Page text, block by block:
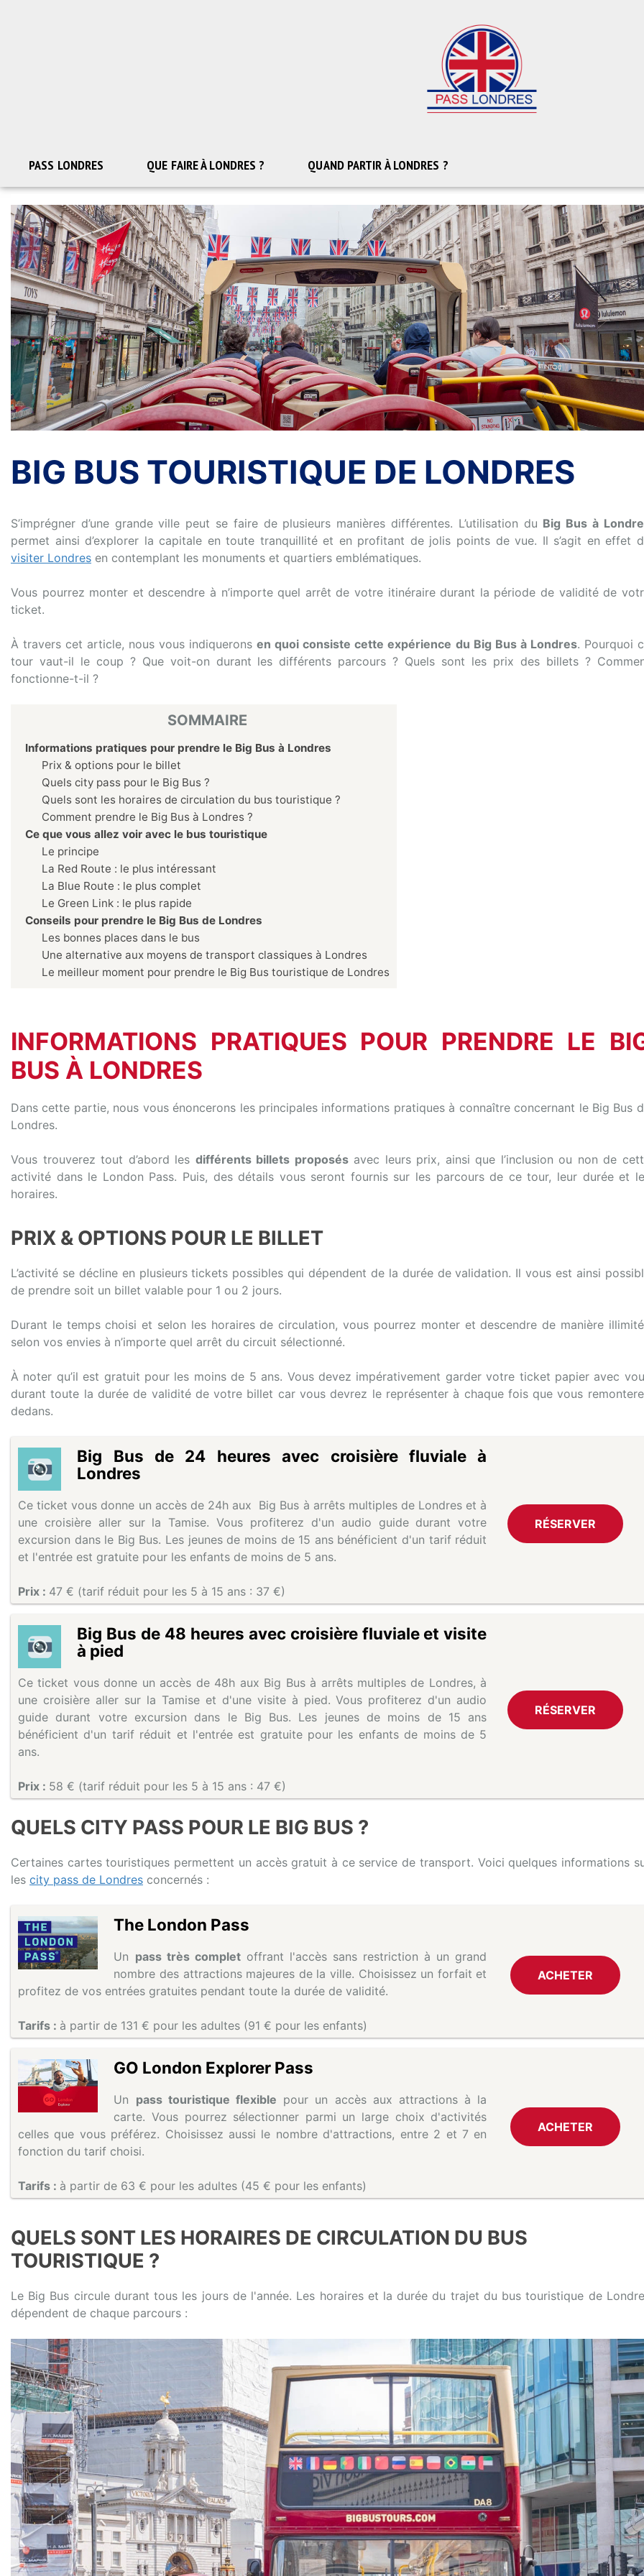
PASS LONDRES QUE FAIRE À LONDRES ? QUAND PARTIR À LONDRES ?
BIG BUS TOURISTIQUE DE LONDRES
S’imprégner d’une grande ville peut se faire de plusieurs manières différentes. L’utilisation du Big Bus à
permet ainsi d’explorer la capitale en toute tranquillité et en profitant de jolis points de vue. Il s’agit en effet
visiter Londres en contemplant les monuments et quartiers emblématiques.
Vous pourrez monter et descendre à n’importe quel arrêt de votre itinéraire durant la période de validité de
ticket.
À travers cet article, nous vous indiqueronsen quoi consiste cette expérience du Big Bus à Londres. Pourquoi
tour vaut-il le coup ? Que voit-on durant les différents parcours ? Quels sont les prix des billets ?
fonctionne-t-il ?
SOMMAIRE
Informations pratiques pour prendre le Big Bus à Londres
Prix & options pour le billet
Quels city pass pour le Big Bus ?
Quels sont les horaires de circulation du bus touristique ?
Comment prendre le Big Bus à Londres ?
Ce que vous allez voir avec le bus touristique
Le principe
La Red Route : le plus intéressant
La Blue Route : le plus complet
Le Green Link : le plus rapide
Conseils pour prendre le Big Bus de Londres
Les bonnes places dans le bus
Une alternative aux moyens de transport classiques à Londres
Le meilleur moment pour prendre le Big Bus touristique de Londres
INFORMATIONS PRATIQUES POUR PRENDRE LE
BUS À LONDRES
Dans cette partie, nous vous énoncerons les principales informations pratiques à connaître concernant le Big Bus
Londres.
Vous trouverez tout d’abord les différents billets proposésavec leurs prix, ainsi que l’inclusion ou non de
activité dans le London Pass. Puis, des détails vous seront fournis sur les parcours de ce tour, leur durée et
horaires.
PRIX & OPTIONS POUR LE BILLET
L’activité se décline en plusieurs tickets possibles qui dépendent de la durée de validation. Il vous est ainsi
de prendre soit un billet valable pour 1 ou 2 jours.
Durant le temps choisi et selon les horaires de circulation, vous pourrez monter et descendre de manière
selon vos envies à n’importe quel arrêt du circuit sélectionné.
À noter qu’il est gratuit pour les moins de 5 ans. Vous devez impérativement garder votre ticket papier avec
durant toute la durée de validité de votre billet car vous devrez le représenter à chaque fois que vous
dedans.
Big Bus de 24 heures avec croisière fluviale à
Londres
Ce ticket vous donne un accès de 24h aux Big Bus à arrêts multiples de Londres et à
une croisière aller sur la Tamise. Vous profiterez d'un audio guide durant votre
excursion dans le Big Bus. Les jeunes de moins de 15 ans bénéficient d'un tarif réduit
et l'entrée est gratuite pour les enfants de moins de 5 ans.
Prix : 47 € (tarif réduit pour les 5 à 15 ans : 37 €)
RÉSERVER
Big Bus de 48 heures avec croisière fluviale et visite
à pied
Ce ticket vous donne un accès de 48h aux Big Bus à arrêts multiples de Londres, à
une croisière aller sur la Tamise et d'une visite à pied. Vous profiterez d'un audio
guide durant votre excursion dans le Big Bus. Les jeunes de moins de 15 ans
bénéficient d'un tarif réduit et l'entrée est gratuite pour les enfants de moins de 5
ans.
Prix : 58 € (tarif réduit pour les 5 à 15 ans : 47 €)
RÉSERVER
QUELS CITY PASS POUR LE BIG BUS ?
Certaines cartes touristiques permettent un accès gratuit à ce service de transport. Voici quelques informations
les city pass de Londres concernés :
The London Pass
Un pass très completoffrant l'accès sans restriction à un grand
nombre des attractions majeures de la ville. Choisissez un forfait et
profitez de vos entrées gratuites pendant toute la durée de validité.
Tarifs : à partir de 131 € pour les adultes (91 € pour les enfants)
ACHETER
GO London Explorer Pass
Un pass touristique flexible pour un accès aux attractions à la
carte. Vous pourrez sélectionner parmi un large choix d'activités
celles que vous préférez. Choisissez aussi le nombre d'attractions, entre 2 et 7 en
fonction du tarif choisi.
Tarifs : à partir de 63 € pour les adultes (45 € pour les enfants)
ACHETER
QUELS SONT LES HORAIRES DE CIRCULATION DU BUS
TOURISTIQUE ?
Le Big Bus circule durant tous les jours de l'année. Les horaires et la durée du trajet du bus touristique de
dépendent de chaque parcours :